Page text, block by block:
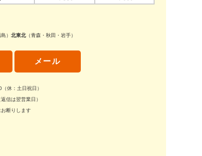
） 北東北（青森・秋田・岩手）
メール
00（休：土日祝日）
信は翌営業日）
断りします